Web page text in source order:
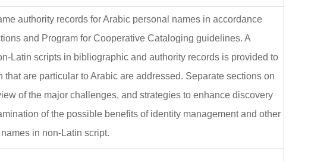
authority records for Arabic personal names in accordance
and Program for Cooperative Cataloging guidelines. A
Latin scripts in bibliographic and authority records is provided to
are particular to Arabic are addressed. Separate sections on
of the major challenges, and strategies to enhance discovery
of the possible benefits of identity management and other
in non-Latin script.